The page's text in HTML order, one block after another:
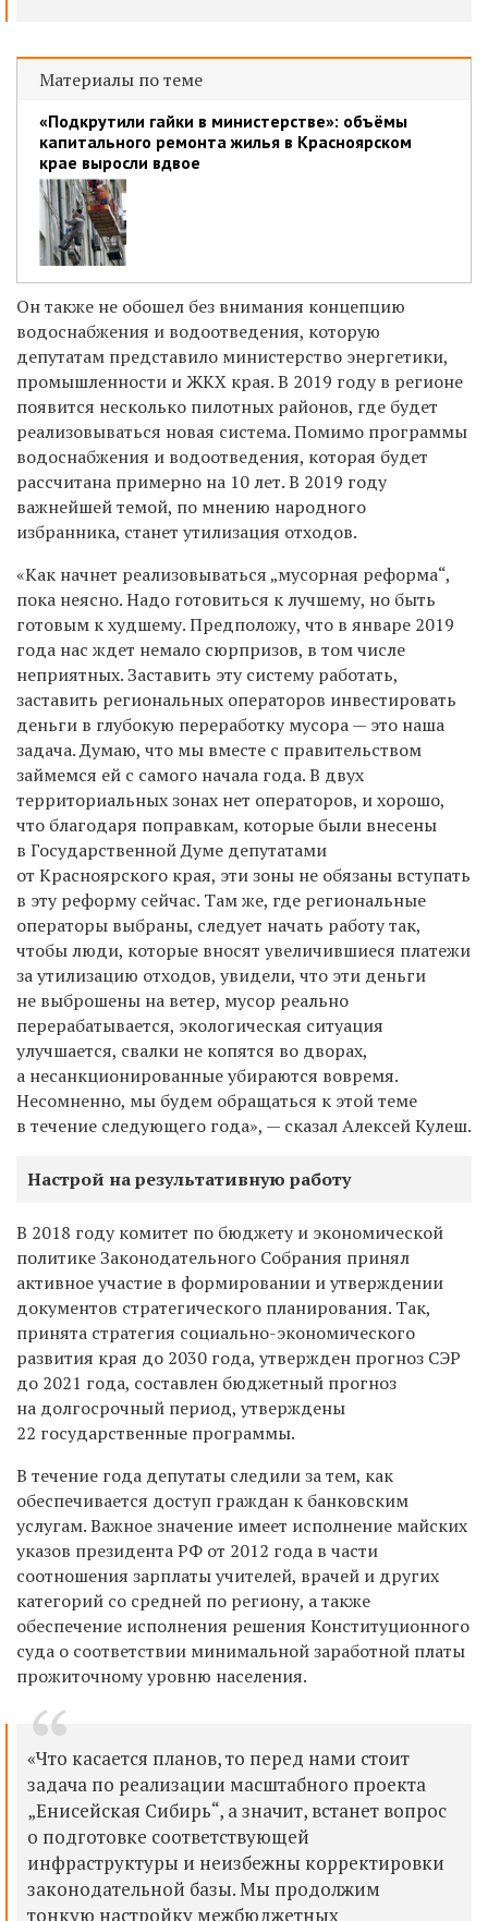
Материалы по теме
«Подкрутили гайки в министерстве»: объёмы
капитального ремонта жилья в Красноярском
крае выросли вдвое
Он также не обошел без внимания концепцию
водоснабжения и водоотведения, которую
депутатам представило министерство энергетики,
промышленности и ЖКХ края. В 2019 году в регионе
появится несколько пилотных районов, где будет
реализовываться новая система. Помимо программы
водоснабжения и водоотведения, которая будет
рассчитана примерно на 10 лет. В 2019 году
важнейшей темой, по мнению народного
избранника, станет утилизация отходов.
«Как начнет реализовываться „мусорная реформа“,
пока неясно. Надо готовиться к лучшему, но быть
готовым к худшему. Предположу, что в январе 2019
года нас ждет немало сюрпризов, в том числе
неприятных. Заставить эту систему работать,
заставить региональных операторов инвестировать
деньги в глубокую переработку мусора — это наша
задача. Думаю, что мы вместе с правительством
займемся ей с самого начала года. В двух
территориальных зонах нет операторов, и хорошо,
что благодаря поправкам, которые были внесены
в Государственной Думе депутатами
от Красноярского края, эти зоны не обязаны вступать
в эту реформу сейчас. Там же, где региональные
операторы выбраны, следует начать работу так,
чтобы люди, которые вносят увеличившиеся платежи
за утилизацию отходов, увидели, что эти деньги
не выброшены на ветер, мусор реально
перерабатывается, экологическая ситуация
улучшается, свалки не копятся во дворах,
а несанкционированные убираются вовремя.
Несомненно, мы будем обращаться к этой теме
в течение следующего года», — сказал Алексей Кулеш.
Настрой на результативную работу
В 2018 году комитет по бюджету и экономической
политике Законодательного Собрания принял
активное участие в формировании и утверждении
документов стратегического планирования. Так,
принята стратегия социально-экономического
развития края до 2030 года, утвержден прогноз СЭР
до 2021 года, составлен бюджетный прогноз
на долгосрочный период, утверждены
22 государственные программы.
В течение года депутаты следили за тем, как
обеспечивается доступ граждан к банковским
услугам. Важное значение имеет исполнение майских
указов президента РФ от 2012 года в части
соотношения зарплаты учителей, врачей и других
категорий со средней по региону, а также
обеспечение исполнения решения Конституционного
суда о соответствии минимальной заработной платы
прожиточному уровню населения.
«Что касается планов, то перед нами стоит
задача по реализации масштабного проекта
„Енисейская Сибирь“, а значит, встанет вопрос
о подготовке соответствующей
инфраструктуры и неизбежны корректировки
законодательной базы. Мы продолжим
тонкую настройку межбюджетных